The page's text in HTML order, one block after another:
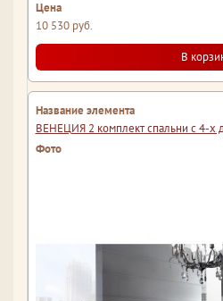
10 530 руб.
В
ВЕНЕЦИЯ 2 комплект спальни с 4-